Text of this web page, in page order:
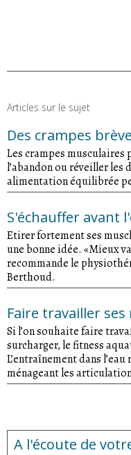
Articles sur le sujet
Des crampes
Les crampes
l’abandon ou réveiller
alimentation équilibrée
S'échauffer avant
Etirer fortement ses
une bonne idée. «Mieux
recommande le
Berthoud.
Faire travailler
Si l’on souhaite faire
surcharger, le fitness
L’entraînement dans
ménageant les
A l'écoute de